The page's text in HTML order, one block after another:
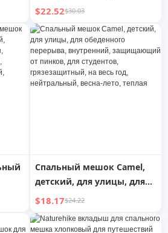
взрослых, зимний,
утепленный, для защиты
от холода, очень
большой, для кемпинга на
открытом воздухе,
одинарное одеяло
$22.52$30.03
Спальный мешок Camel,
детский, для улицы, для
обеденного перерыва,
внутренний,
защищающий от пинков,
$18.17$24.22